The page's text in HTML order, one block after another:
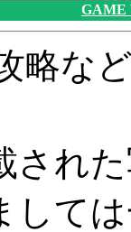
GAME
略な
され
して